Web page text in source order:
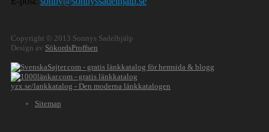
Copyright © 2013 Sonnys Sadelhjälp
Design av SökordsProffsen
yzx.se/lankkatalog - Den moderna länkkatalogen
Sitemap